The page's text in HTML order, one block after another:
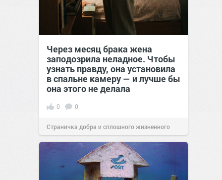
Через месяц брака жена
заподозрила неладное. Чтобы
узнать правду, она установила
в спальне камеру — и лучше бы
она этого не делала
0 0
Страничка добра и сплошного жизненного
позитива!00:29Сегодня